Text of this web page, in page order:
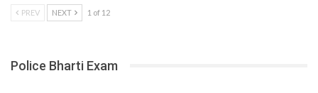
PREV NEXT 1 of 12
Police Bharti Exam